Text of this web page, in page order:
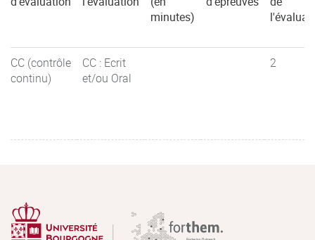
minutes)
CC (contrôle
continu)
CC : Ecrit
et/ou Oral
2